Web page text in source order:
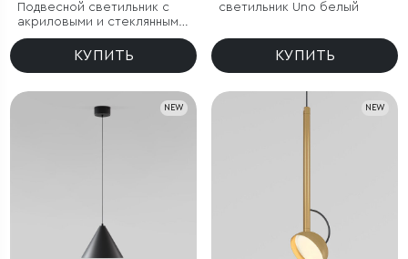
Подвесной светильник с
акриловыми и стеклянными
плафонами
КУПИТЬ
светильник Uno белый
КУПИТЬ
NEW NEW